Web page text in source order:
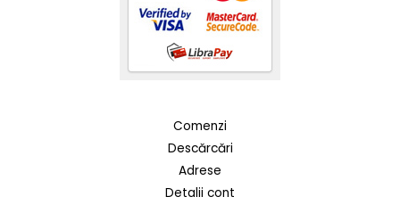
Comenzi
Descărcări
Adrese
Detalii cont